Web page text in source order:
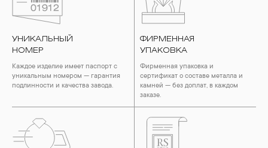
УНИКАЛЬНЫЙ
НОМЕР
Каждое изделие имеет паспорт с
уникальным номером — гарантия
подлинности и качества завода.
ФИРМЕННАЯ
УПАКОВКА
Фирменная упаковка и
сертификат о составе металла и
камней — без доплат, в каждом
заказе.